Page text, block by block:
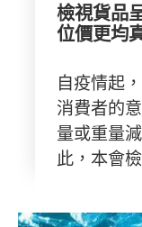
檢視貨品呈
位價更均
自疫情起
消費者的
量或重量
此，本會